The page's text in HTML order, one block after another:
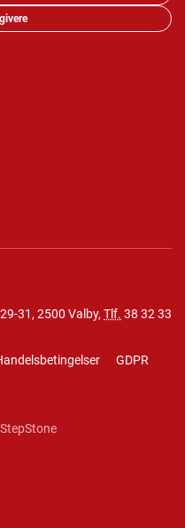
31, 2500 Valby, Tlf. 38 32 33
GDPR